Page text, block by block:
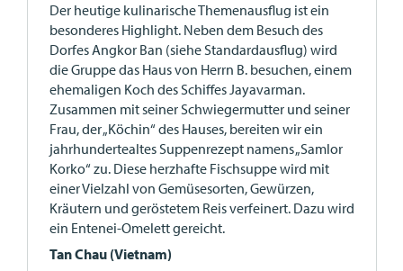
Der heutige kulinarische Themenausflug ist ein
besonderes Highlight. Neben dem Besuch des
Dorfes Angkor Ban (siehe Standardausflug) wird
die Gruppe das Haus von Herrn B. besuchen, einem
ehemaligen Koch des Schiffes Jayavarman.
Zusammen mit seiner Schwiegermutter und seiner
Frau, der „Köchin“ des Hauses, bereiten wir ein
jahrhundertealtes Suppenrezept namens „Samlor
Korko“ zu. Diese herzhafte Fischsuppe wird mit
einer Vielzahl von Gemüsesorten, Gewürzen,
Kräutern und geröstetem Reis verfeinert. Dazu wird
ein Entenei-Omelett gereicht.
Tan Chau (Vietnam)